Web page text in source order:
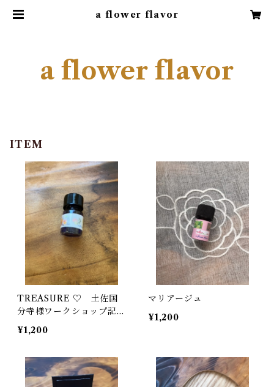
a flower flavor
a flower flavor
ITEM
TREASURE ♡ 土佐国
分寺様ワークショップ記念
ブレンド
¥1,200
マリアージュ
¥1,200